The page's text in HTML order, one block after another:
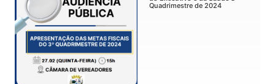
Quadrimestre de 2024